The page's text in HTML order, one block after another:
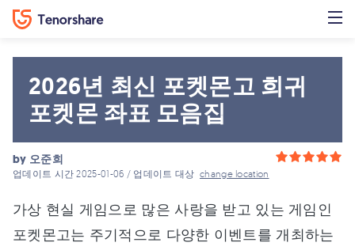
2026년 최신 포켓몬고 희귀
포켓몬 좌표 모음집
by 오준희
업데이트 시간 2025-01-06 / 업데이트 대상change location
가상 현실 게임으로 많은 사랑을 받고 있는 게임인
포켓몬고는 주기적으로 다양한 이벤트를 개최하는